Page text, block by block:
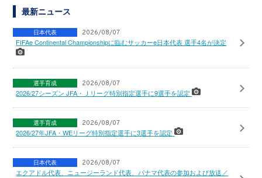
最新ニュース
日本代表 2026/08/07
FIFAe Continental Championshipに臨むサッカーe日本代表 選手4名が決定
選手育成 2026/08/07
2026/27シーズン JFA・Ｊリーグ特別指定選手に9選手を認定
選手育成 2026/08/07
2026/27年JFA・WEリーグ特別指定選手に3選手を認定
日本代表 2026/08/07
エクアドル代表、ニュージーランド代表、パナマ代表の参加および放送／